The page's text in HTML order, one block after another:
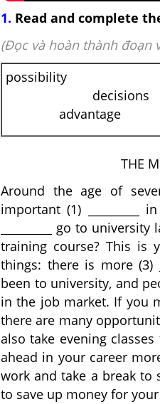
1. Read and complete
(Đọc và hoàn thành đoạn
possibility
advantage
THE
Around the age of
important (1)
_________ go to
training course? This is
things: there is more (3)
been to university, and
in the job market. If you
there are many
also take evening classes
ahead in your career
work and take a break to
to save up money for your